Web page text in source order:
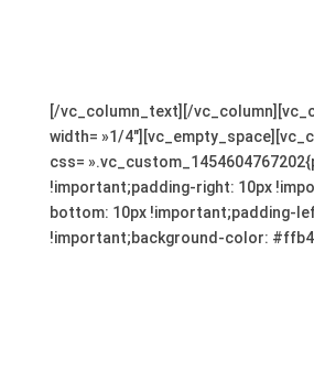
[/vc_column_text][/
width= »1/
css=
!important;padding-right: 10px
bottom: 10px !important;padding-
!important;background-color: